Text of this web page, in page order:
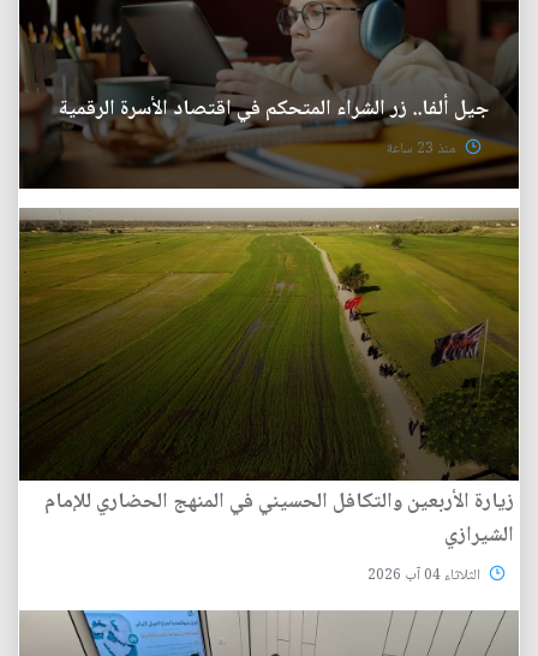
جيل ألفا.. زر الشراء المتحكم في اقتصاد الأسرة الرقمية
منذ 23 ساعة
زيارة الأربعين والتكافل الحسيني في المنهج الحضاري للإمام
الشيرازي
الثلاثاء 04 آب 2026